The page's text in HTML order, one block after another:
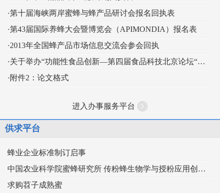
·第十届海峡两岸蜜蜂与蜂产品研讨会报名回执表
·第43届国际养蜂大会暨博览会（APIMONDIA）报名表
·2013年全国蜂产品市场信息交流会参会回执
·关于举办“功能性食品创新—第四届食品科技北京论坛“的通知
·附件2：论文格式
进入办事服务平台
供求平台
蜂业企业标准制订启事
中国农业科学院蜜蜂研究所 传粉蜂生物学与授粉应用创新团队
求购苕子成熟蜜